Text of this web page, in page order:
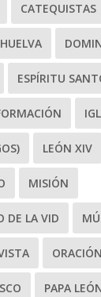
CATEQUISTAS
ESPÍRITU
LEÓN XIV
MISIÓN
DE LA VID
ORACIÓN
PAPA